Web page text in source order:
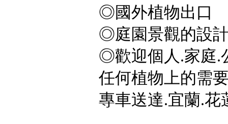
◎國外植物出口
◎庭園景觀的設
◎歡迎個人.家庭.
任何植物上的需
專車送達.宜蘭.花